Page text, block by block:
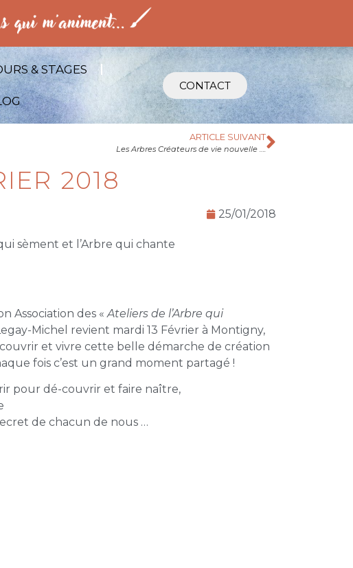
& STAGES
CONTACT
ARTICLE SUIVANT
Les Arbres Créateurs de vie nouvelle ….
2018
25/01/2018
sèment et l’Arbre qui chante
Association des «Ateliers de l’Arbre qui
Michel revient mardi 13 Février à Montigny,
et vivre cette belle démarche de création
fois c’est un grand moment partagé !
pour dé-couvrir et faire naître,
de chacun de nous …